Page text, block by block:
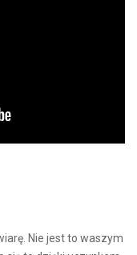
Nie jest to waszym